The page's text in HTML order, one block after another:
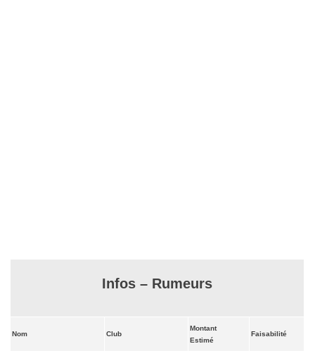
Infos – Rumeurs
Nom Club
Montant
Estimé
Faisabilité